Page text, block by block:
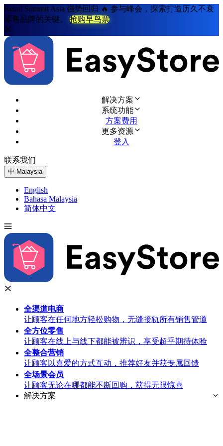
Retail Summit Asia 强势回归 🔥 参与峰会，探索打造历久不衰
零售品牌的关键。
抢购早鸟票
解决方案
系统功能
方案费用
更多资源
登入
联系我们
中 Malaysia
English
Bahasa Malaysia
简体中文
全渠道电商
让顾客在任何地方轻松购物，无缝接轨所有销售管道
全方位零售
让顾客在线上与线下都能被辨识，享受超乎期待体验
全整合营销
让顾客以喜爱的方式互动，推荐好友并获专属回馈
全场景会员
让顾客无论在哪都能不断回购，获得无限惊喜
解决方案